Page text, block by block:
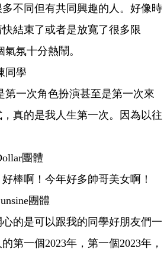
不同但有共同興趣的人。好像時
結束了或者是放寬了很多限
氛十分熱鬧。
同學
第一次角色扮演甚至是第一次來
真的是我人生第一次。因為以往
團體
棒啊！今年好多帥哥美女啊！
團體
心的是可以跟我的同學好朋友們一
第一個2023年，第一個2023年，